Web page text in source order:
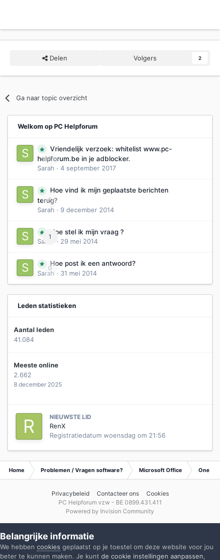
Delen Volgers 2
Ga naar topic overzicht
Welkom op PC Helpforum
0
Vriendelijk verzoek: whitelist www.pc-
helpforum.be in je adblocker.
Sarah · 4 september 2017
0
Hoe vind ik mijn geplaatste berichten
terug?
Sarah · 9 december 2014
1
Hoe stel ik mijn vraag ?
Sarah
· 29 mei 2014
0
Hoe post ik een antwoord?
Sarah · 31 mei 2014
Leden statistieken
Aantal leden
41.084
Meeste online
2.662
8 december 2025
NIEUWSTE LID
RenX
Registratiedatum woensdag om 21:56
Home Problemen / Vragen software? Microsoft Office
Privacybeleid Contacteer ons
Cookies
PC Helpforum vzw - BE 0899.431.411
Powered by Invision Community
Belangrijke informatie
We hebben cookies geplaatst op je toestel om deze website voor jou
beter te kunnen maken. Je kunt de cookie instellingen aanpassen,